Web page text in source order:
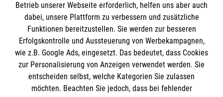
IBAN: DE10 3706 0120 1201 2000 12
BIC: GENODED 1PA7
Betrieb unserer Webseite erforderlich, helfen uns aber auch
dabei, unsere Plattform zu verbessern und zusätzliche
Funktionen bereitzustellen. Sie werden zur besseren
Erfolgskontrolle und Aussteuerung von Werbekampagnen,
wie z.B. Google Ads, eingesetzt. Das bedeutet, dass Cookies
zur Personalisierung von Anzeigen verwendet werden. Sie
entscheiden selbst, welche Kategorien Sie zulassen
möchten. Beachten Sie jedoch, dass bei fehlender